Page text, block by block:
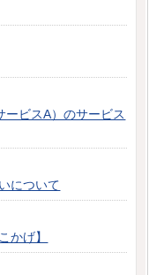
ービスA）のサービス
について
かげ】